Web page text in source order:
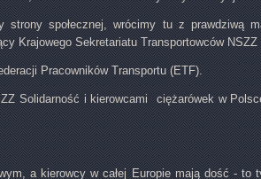
strony społecznej, wrócimy tu z prawdziwą
Krajowego Sekretariatu Transportowców
Pracowników Transportu (ETF).
Solidarność i kierowcami ciężarówek w
a kierowcy w całej Europie mają dość - to